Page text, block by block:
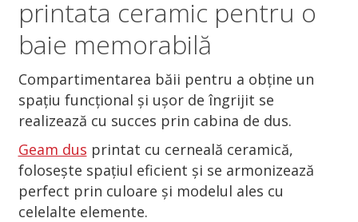
printata ceramic pentru o
baie memorabilă
Compartimentarea băii pentru a obține un
spațiu funcțional și ușor de îngrijit se
realizează cu succes prin cabina de dus.
Geam dus printat cu cerneală ceramică,
folosește spațiul eficient și se armonizează
perfect prin culoare și modelul ales cu
celelalte elemente.